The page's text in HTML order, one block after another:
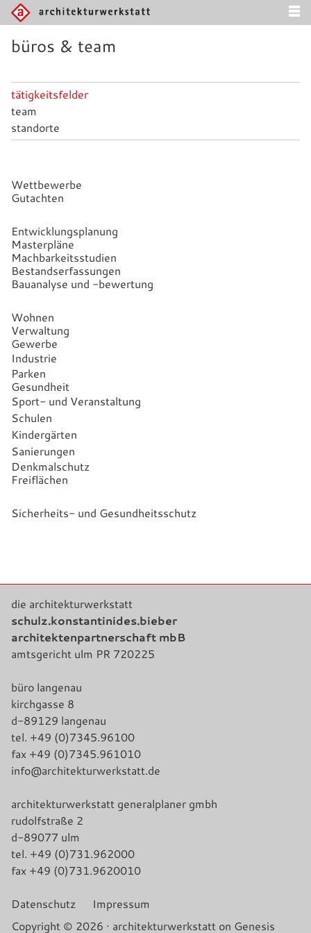
büros & team
tätigkeitsfelder
team
standorte
Wettbewerbe
Gutachten
Entwicklungsplanung
Masterpläne
Machbarkeitsstudien
Bestandserfassungen
Bauanalyse und -bewertung
Wohnen
Verwaltung
Gewerbe
Industrie
Parken
Gesundheit
Sport- und Veranstaltung
Schulen
Kindergärten
Sanierungen
Denkmalschutz
Freiflächen
Sicherheits- und Gesundheitsschutz
die architekturwerkstatt
schulz.konstantinides.bieber
architektenpartnerschaft mbB
amtsgericht ulm PR 720225
büro langenau
kirchgasse 8
d-89129 langenau
tel. +49 (0)7345.96100
fax +49 (0)7345.961010
info@architekturwerkstatt.de
architekturwerkstatt generalplaner gmbh
rudolfstraße 2
d-89077 ulm
tel. +49 (0)731.962000
fax +49 (0)731.9620010
Datenschutz
Impressum
Copyright © 2026 · architekturwerkstatt on Genesis